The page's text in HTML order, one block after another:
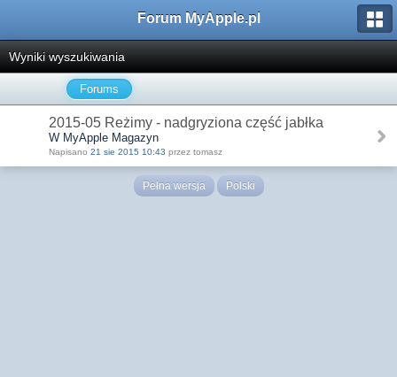
Forum MyApple.pl
Wyniki wyszukiwania
Forums
2015-05 Reżimy - nadgryziona część jabłka
W MyApple Magazyn
Napisano 21 sie 2015 10:43 przez tomasz
Pełna wersja Polski